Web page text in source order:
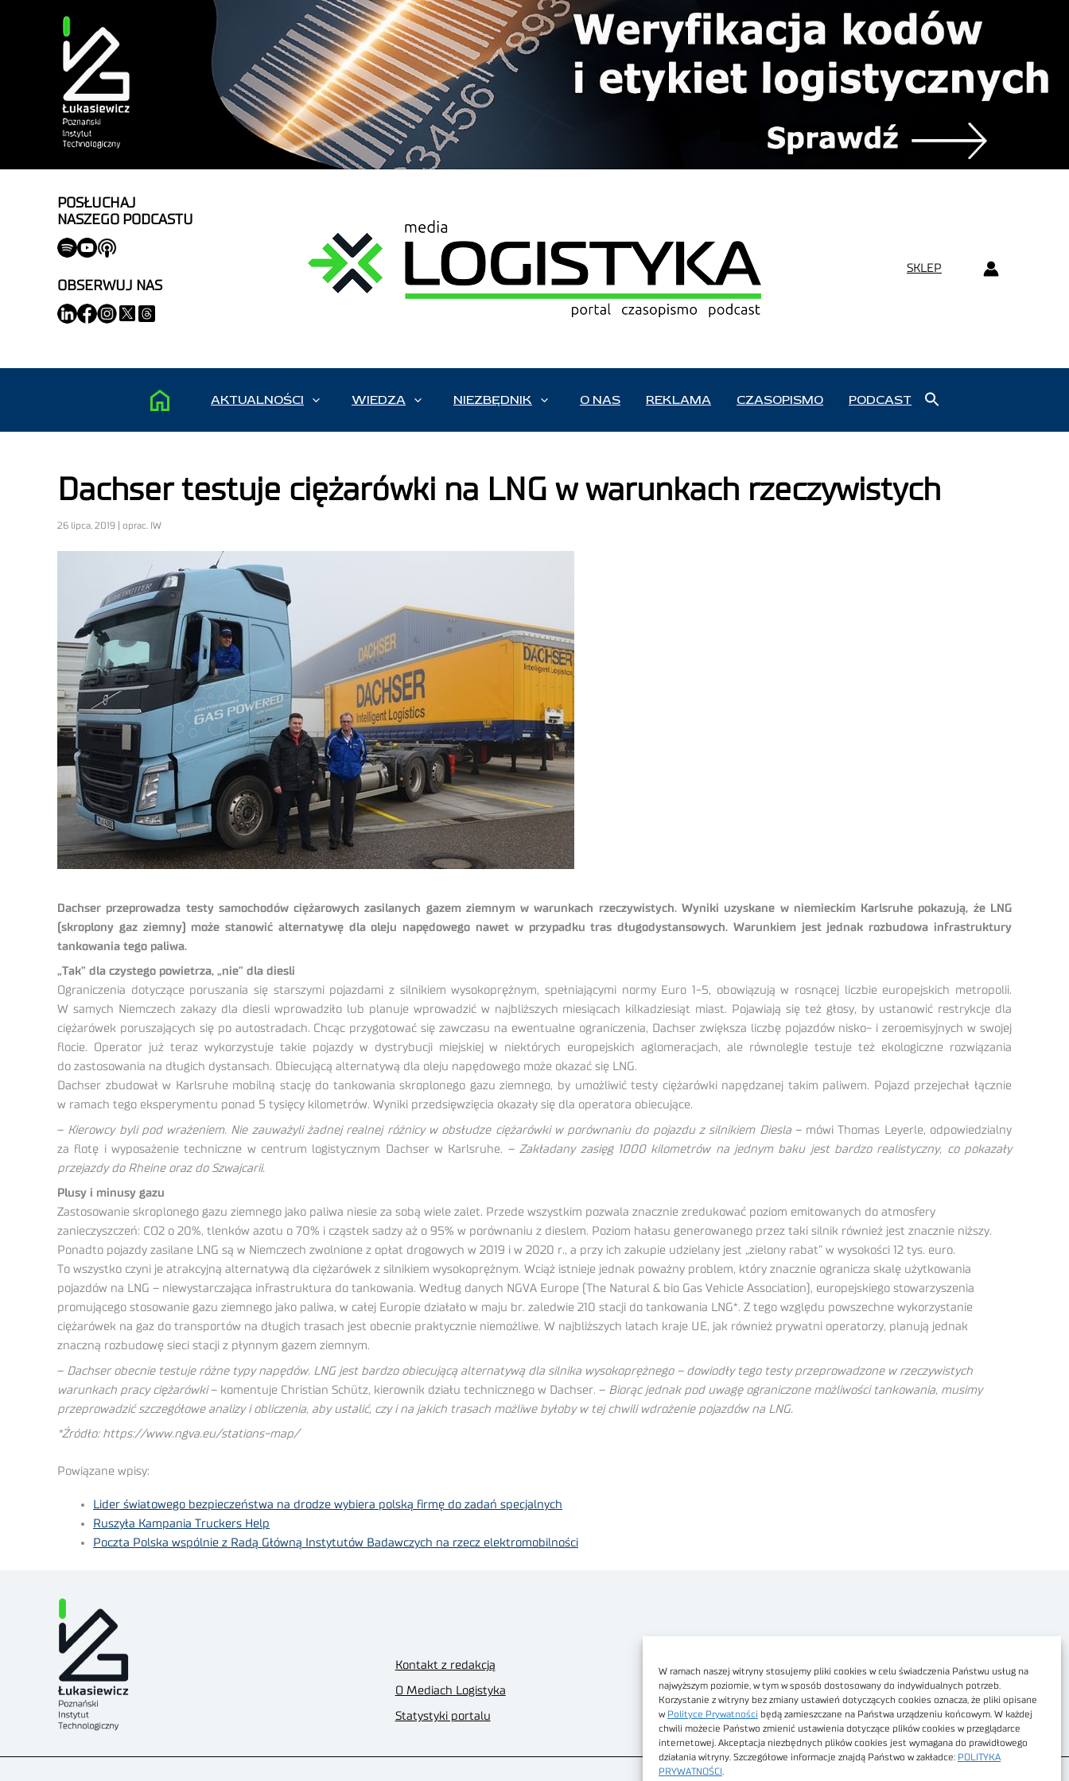
W ramach naszej witryny stosujemy pliki cookies w celu świadczenia Państwu usług na
najwyższym poziomie, w tym w sposób dostosowany do indywidualnych potrzeb.
Korzystanie z witryny bez zmiany ustawień dotyczących cookies oznacza, że pliki opisane
w Polityce Prywatności będą zamieszczane na Państwa urządzeniu końcowym. W każdej
chwili możecie Państwo zmienić ustawienia dotyczące plików cookies w przeglądarce
internetowej. Akceptacja niezbędnych plików cookies jest wymagana do prawidłowego
działania witryny. Szczegółowe informacje znajdą Państwo w zakładce: POLITYKA
PRYWATNOŚCI
POSŁUCHAJ
NASZEGO PODCASTU
OBSERWUJ NAS
SKLEP
AKTUALNOŚCI WIEDZA NIEZBĘDNIK O NAS REKLAMA CZASOPISMO PODCAST
Dachser testuje ciężarówki na LNG w warunkach rzeczywistych
26 lipca, 2019 | oprac. IW
Dachser przeprowadza testy samochodów ciężarowych zasilanych gazem ziemnym w warunkach rzeczywistych. Wyniki uzyskane w niemieckim Karlsruhe pokazują, że LNG
(skroplony gaz ziemny) może stanowić alternatywę dla oleju napędowego nawet w przypadku tras długodystansowych. Warunkiem jest jednak rozbudowa infrastruktury
tankowania tego paliwa.
„Tak” dla czystego powietrza, „nie” dla diesli
Ograniczenia dotyczące poruszania się starszymi pojazdami z silnikiem wysokoprężnym, spełniającymi normy Euro 1-5, obowiązują w rosnącej liczbie europejskich metropolii.
W samych Niemczech zakazy dla diesli wprowadziło lub planuje wprowadzić w najbliższych miesiącach kilkadziesiąt miast. Pojawiają się też głosy, by ustanowić restrykcje dla
ciężarówek poruszających się po autostradach. Chcąc przygotować się zawczasu na ewentualne ograniczenia, Dachser zwiększa liczbę pojazdów nisko- i zeroemisyjnych w swojej
flocie. Operator już teraz wykorzystuje takie pojazdy w dystrybucji miejskiej w niektórych europejskich aglomeracjach, ale równolegle testuje też ekologiczne rozwiązania
do zastosowania na długich dystansach. Obiecującą alternatywą dla oleju napędowego może okazać się LNG.
Dachser zbudował w Karlsruhe mobilną stację do tankowania skroplonego gazu ziemnego, by umożliwić testy ciężarówki napędzanej takim paliwem. Pojazd przejechał łącznie
w ramach tego eksperymentu ponad 5 tysięcy kilometrów. Wyniki przedsięwzięcia okazały się dla operatora obiecujące.
– Kierowcy byli pod wrażeniem. Nie zauważyli żadnej realnej różnicy w obsłudze ciężarówki w porównaniu do pojazdu z silnikiem Diesla– mówi Thomas Leyerle, odpowiedzialny
za flotę i wyposażenie techniczne w centrum logistycznym Dachser w Karlsruhe. – Zakładany zasięg 1000 kilometrów na jednym baku jest bardzo realistyczny, co pokazały
przejazdy do Rheine oraz do Szwajcarii.
Plusy i minusy gazu
Zastosowanie skroplonego gazu ziemnego jako paliwa niesie za sobą wiele zalet. Przede wszystkim pozwala znacznie zredukować poziom emitowanych do atmosfery
zanieczyszczeń: CO2 o 20%, tlenków azotu o 70% i cząstek sadzy aż o 95% w porównaniu z dieslem. Poziom hałasu generowanego przez taki silnik również jest znacznie niższy.
Ponadto pojazdy zasilane LNG są w Niemczech zwolnione z opłat drogowych w 2019 i w 2020 r., a przy ich zakupie udzielany jest „zielony rabat” w wysokości 12 tys. euro.
To wszystko czyni je atrakcyjną alternatywą dla ciężarówek z silnikiem wysokoprężnym. Wciąż istnieje jednak poważny problem, który znacznie ogranicza skalę użytkowania
pojazdów na LNG – niewystarczająca infrastruktura do tankowania. Według danych NGVA Europe (The Natural & bio Gas Vehicle Association), europejskiego stowarzyszenia
promującego stosowanie gazu ziemnego jako paliwa, w całej Europie działało w maju br. zaledwie 210 stacji do tankowania LNG*. Z tego względu powszechne wykorzystanie
ciężarówek na gaz do transportów na długich trasach jest obecnie praktycznie niemożliwe. W najbliższych latach kraje UE, jak również prywatni operatorzy, planują jednak
znaczną rozbudowę sieci stacji z płynnym gazem ziemnym.
– Dachser obecnie testuje różne typy napędów. LNG jest bardzo obiecującą alternatywą dla silnika wysokoprężnego – dowiodły tego testy przeprowadzone w rzeczywistych
warunkach pracy ciężarówki– komentuje Christian Schütz, kierownik działu technicznego w Dachser. – Biorąc jednak pod uwagę ograniczone możliwości tankowania, musimy
przeprowadzić szczegółowe analizy i obliczenia, aby ustalić, czy i na jakich trasach możliwe byłoby w tej chwili wdrożenie pojazdów na LNG.
*Źródło: https://www.ngva.eu/stations-map/
Powiązane wpisy:
Lider światowego bezpieczeństwa na drodze wybiera polską firmę do zadań specjalnych
Ruszyła Kampania Truckers Help
Poczta Polska wspólnie z Radą Główną Instytutów Badawczych na rzecz elektromobilności
Kontakt z redakcją
O Mediach Logistyka
Statystyki portalu
Dostępność cyfrowa
Regulamin Portalu
Regulamin sklepu